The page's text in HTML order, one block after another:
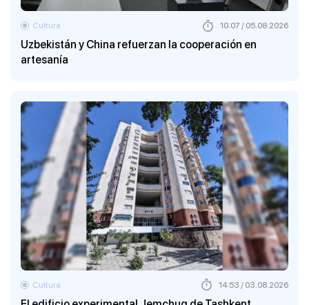
Uzbekistán y China refuerzan la cooperación en
artesanía
Cultura 10:07 / 05.08.2026
Cultura 14:53 / 03.08.2026